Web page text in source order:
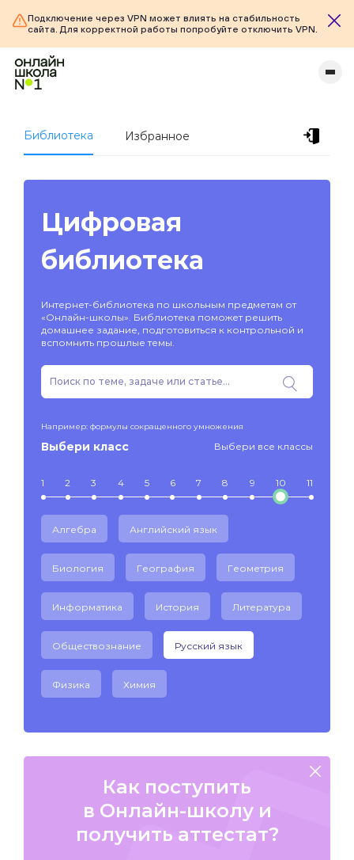
Подключение через VPN может влиять на стабильность
сайта. Для корректной работы попробуйте отключить VPN.
Библиотека Избранное
Цифровая
библиотека
Интернет-библиотека по школьным предметам от
«Онлайн-школы». Библиотека поможет решить
домашнее задание, подготовиться к контрольной и
вспомнить прошлые темы.
Например: формулы сокращенного умножения
Выбери класс Выбери все классы
1 2 3 4 5 6 7 8 9 10 11
Алгебра Английский язык
Биология География Геометрия
Информатика История Литература
Обществознание Русский язык
Физика Химия
Как поступить
в Онлайн-школу и
получить аттестат?